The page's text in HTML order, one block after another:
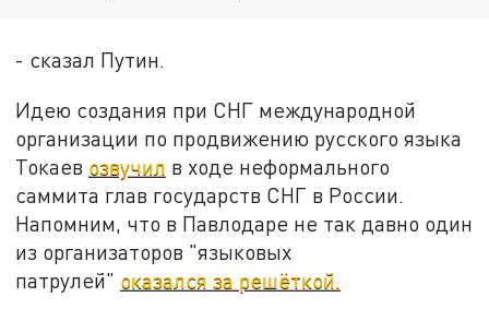
- сказал Путин.
Идею создания при СНГ международной
организации по продвижению русского языка
Токаев озвучил в ходе неформального
саммита глав государств СНГ в России.
Напомним, что в Павлодаре не так давно один
из организаторов "языковых
патрулей" оказался за решёткой.